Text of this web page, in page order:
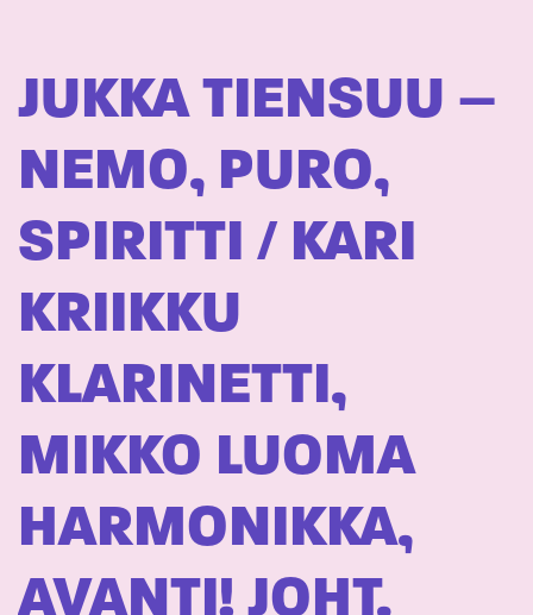
JUKKA TIENSUU –
NEMO, PURO,
SPIRITTI / KARI
KRIIKKU
KLARINETTI,
MIKKO LUOMA
HARMONIKKA,
AVANTI! JOHT.